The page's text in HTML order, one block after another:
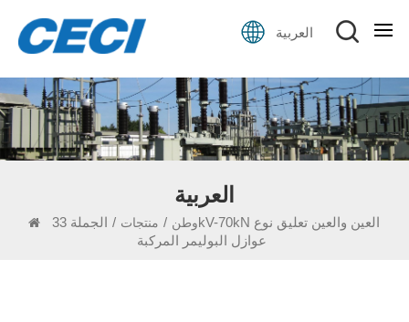
العربية
العربية
وطن / منتجات /
الجملة 33kV-70kN العين والعين تعليق نوع
عوازل البوليمر المركبة